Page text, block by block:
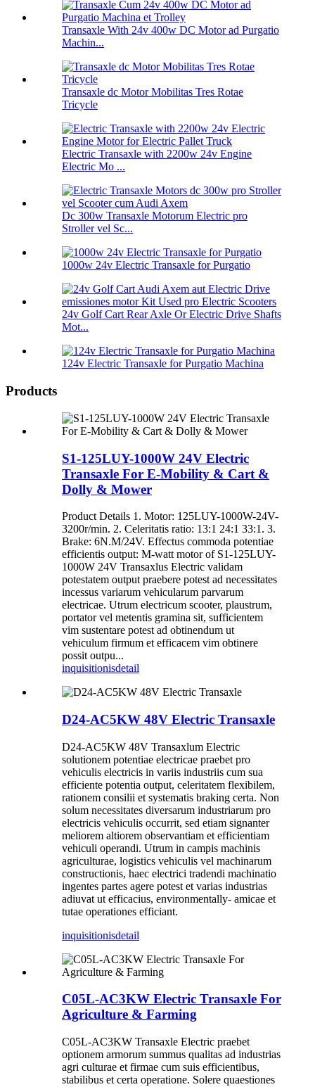
Transaxle With 24v 400w DC Motor ad Purgatio
Machin...
Transaxle dc Motor Mobilitas Tres Rotae
Tricycle
Electric Transaxle with 2200w 24v Engine
Electric Mo ...
Dc 300w Transaxle Motorum Electric pro
Stroller vel Sc...
1000w 24v Electric Transaxle for Purgatio
24v Golf Cart Rear Axle Or Electric Drive Shafts
Mot...
124v Electric Transaxle for Purgatio Machina
Products
S1-125LUY-1000W 24V Electric
Transaxle For E-Mobility & Cart &
Dolly & Mower
Product Details 1. Motor: 125LUY-1000W-24V-
3200r/min. 2. Celeritatis ratio: 13:1 24:1 33:1. 3.
Brake: 6N.M/24V. Effectus commoda potentiae
efficientis output: M-watt motor of S1-125LUY-
1000W 24V Transaxlus Electric validam
potestatem output praebere potest ad necessitates
incessus variarum vehicularum parvarum
electricae. Utrum electricum scooter, plaustrum,
portator vel metentis gramina sit, sufficientem
vim sustentare potest ad obtinendum ut
vehiculum firmum et efficacem vim obtinere
possit outpu...
inquisitionisdetail
D24-AC5KW 48V Electric Transaxle
D24-AC5KW 48V Transaxlum Electric
solutionem potentiae electricae praebet pro
vehiculis electricis in variis industriis cum sua
efficiente potentia output, celeritatem flexibilem,
rationem consilii et systematis braking certa. Non
solum necessitates diversarum industriarum pro
electricis vehiculis occurrit, sed etiam signanter
meliorem altiorem observantiam et efficientiam
vehiculi operandi. Utrum in campis machinis
agriculturae, logistics vehiculis vel machinarum
constructionis, haec electrici tradendi machinatio
ingentes partes agere potest et varias industrias
adiuvat ut efficacius, environmentally- amicae et
tutae operationes efficiant.
inquisitionisdetail
C05L-AC3KW Electric Transaxle For
Agriculture & Farming
C05L-AC3KW Transaxle Electric praebet
optionem armorum summus qualitas ad industrias
agri culturae et firmae cum suis efficientibus,
stabilibus et certa operatione. Solere quaestiones